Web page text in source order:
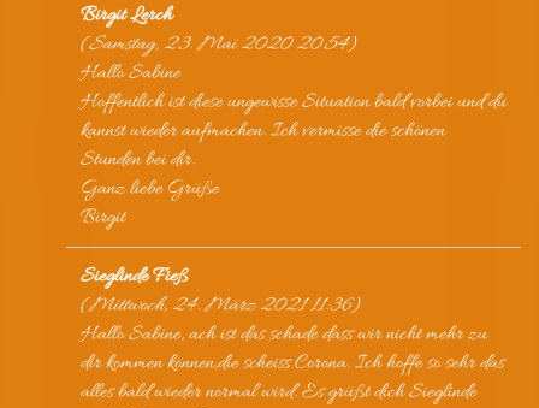
Birgit Lerch
(Samstag, 23. Mai 2020 20:54)
Hallo Sabine
Hoffentlich ist diese ungewisse Situation bald vorbei und du
kannst wieder aufmachen. Ich vermisse die schönen
Stunden bei dir.
Ganz liebe Grüße
Birgit
Sieglinde Fieß
(Mittwoch, 24. März 2021 11:36)
Hallo Sabine, ach ist das schade dass wir nicht mehr zu
dir kommen können,die scheiss Corona. Ich hoffe so sehr das
alles bald wieder normal wird. Es grüßt dich Sieglinde